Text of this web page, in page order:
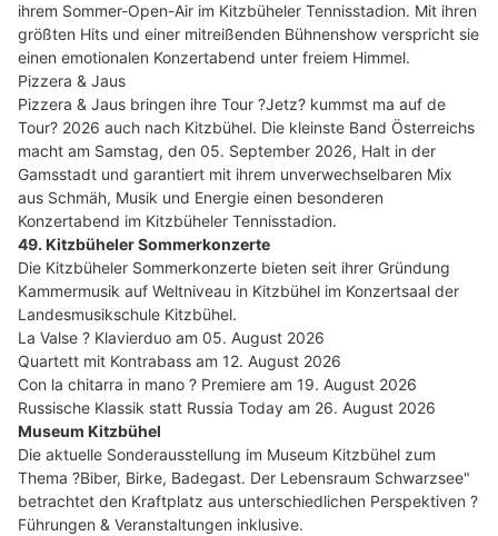
ihrem Sommer-Open-Air im Kitzbüheler Tennisstadion. Mit ihren
größten Hits und einer mitreißenden Bühnenshow verspricht sie
einen emotionalen Konzertabend unter freiem Himmel.
Pizzera & Jaus
Pizzera & Jaus bringen ihre Tour ?Jetz? kummst ma auf de
Tour? 2026 auch nach Kitzbühel. Die kleinste Band Österreichs
macht am Samstag, den 05. September 2026, Halt in der
Gamsstadt und garantiert mit ihrem unverwechselbaren Mix
aus Schmäh, Musik und Energie einen besonderen
Konzertabend im Kitzbüheler Tennisstadion.
49. Kitzbüheler Sommerkonzerte
Die Kitzbüheler Sommerkonzerte bieten seit ihrer Gründung
Kammermusik auf Weltniveau in Kitzbühel im Konzertsaal der
Landesmusikschule Kitzbühel.
La Valse ? Klavierduo am 05. August 2026
Quartett mit Kontrabass am 12. August 2026
Con la chitarra in mano ? Premiere am 19. August 2026
Russische Klassik statt Russia Today am 26. August 2026
Museum Kitzbühel
Die aktuelle Sonderausstellung im Museum Kitzbühel zum
Thema ?Biber, Birke, Badegast. Der Lebensraum Schwarzsee"
betrachtet den Kraftplatz aus unterschiedlichen Perspektiven ?
Führungen & Veranstaltungen inklusive.